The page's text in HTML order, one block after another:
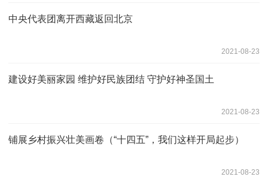
中央代表团离开西藏返回北京
2021-08-23
建设好美丽家园 维护好民族团结 守护好神圣国土
2021-08-23
铺展乡村振兴壮美画卷（“十四五”，我们这样开局起步）
2021-08-23